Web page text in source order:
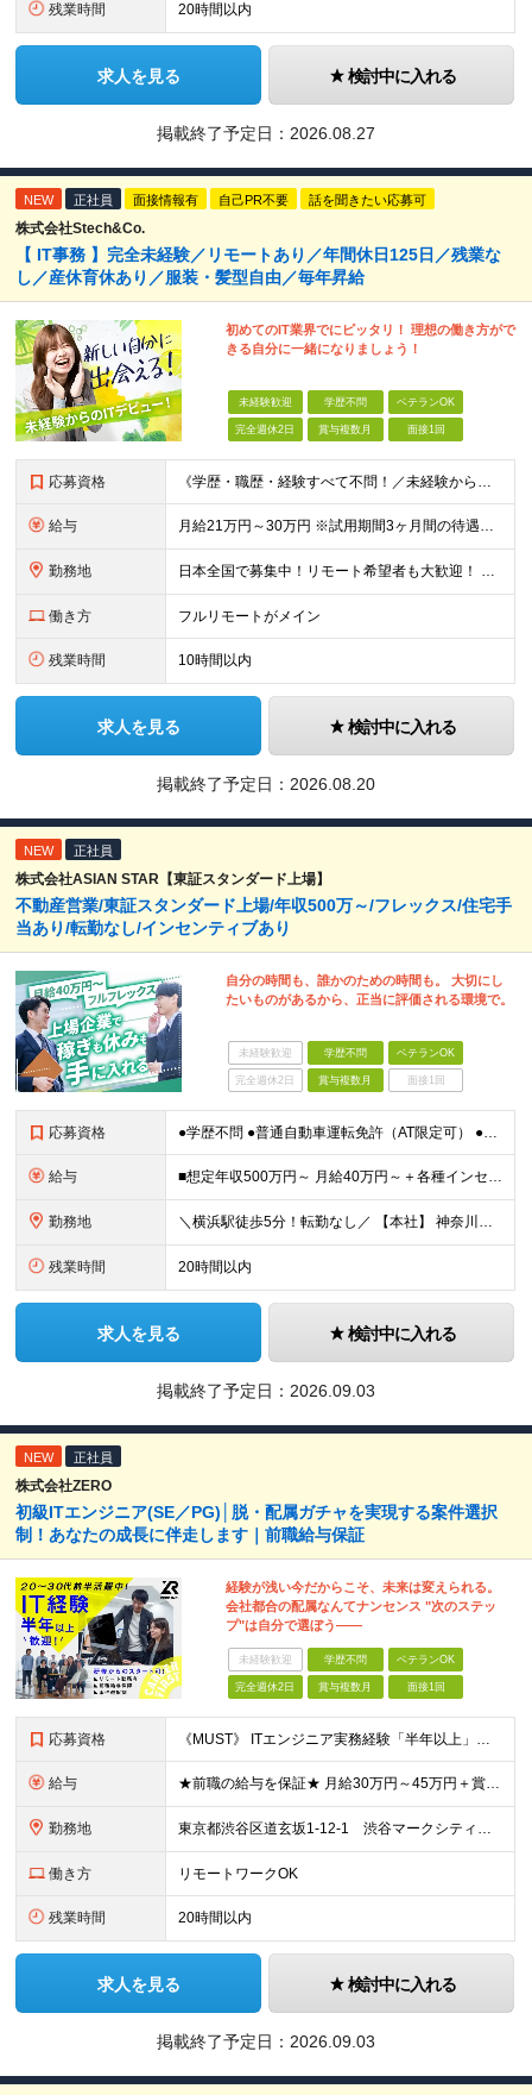
残業時間 20時間以内
求人を見る 検討中に入れる
掲載終了予定日： 2026.08.27
NEW 正社員 面接情報有 自己PR不要 話を聞きたい応募可
株式会社Stech&Co.
【 IT事務 】完全未経験／リモートあり／年間休日125日／残業な
し／産休育休あり／服装・髪型自由／毎年昇給
初めてのIT業界でにピッタリ！ 理想の働き方がで
きる自分に一緒になりましょう！
未経験歓迎 学歴不問 ベテランOK
完全週休2日 賞与複数月 面接1回
応募資格 《学歴・職歴・経験すべて不問！／未経験からのチャレンジ大歓迎◎》 ▼こんな気持ち、ひとつでも当てはまる方はぜひ！ □ なにか、人生を変えるきっかけがほしい □ 立ち仕事に疲れて、そろそろ座り仕事がい
給与 月給21万円～30万円 ※試用期間3ヶ月間の待遇に変動はありません。 ※みなし残業代(月20時間分29,725円～)を含む。（※超過分は追加支給）
勤務地 日本全国で募集中！リモート希望者も大歓迎！ ※クライアントオフィスへの出勤が必要な場合は、 「東京オフィス」または「首都圏・関西圏」になります ※勤務地の選択はご希望を考慮し、転居を伴う転勤はありま
働き方 フルリモートがメイン
残業時間 10時間以内
求人を見る 検討中に入れる
掲載終了予定日： 2026.08.20
NEW 正社員
株式会社ASIAN STAR【東証スタンダード上場】
不動産営業/東証スタンダード上場/年収500万～/フレックス/住宅手
当あり/転勤なし/インセンティブあり
自分の時間も、誰かのための時間も。 大切にし
たいものがあるから、正当に評価される環境で。
未経験歓迎 学歴不問 ベテランOK
完全週休2日 賞与複数月 面接1回
応募資格 ●学歴不問 ●普通自動車運転免許（AT限定可） ●不動産業界での営業経験をお持ちの方 ●ブランクOK ～こんな方を求めています～ ・目標を意識して行動することができる人 ・指示待ちではなく自身で考え
給与 ■想定年収500万円～ 月給40万円～＋各種インセンティブ＋資格手当 ※経験・スキルを考慮の上、当社規定により優遇致します ※試用期間3ヶ月あり。(給与・待遇・雇用形態に差異はありません) ※管理
勤務地 ＼横浜駅徒歩5分！転勤なし／ 【本社】 神奈川県横浜市西区高島2-6-32 横浜東口ウィスポートビル8F ※(変更の範囲)上記を除く当社関連勤務地
残業時間 20時間以内
求人を見る 検討中に入れる
掲載終了予定日： 2026.09.03
NEW 正社員
株式会社ZERO
初級ITエンジニア(SE／PG)│脱・配属ガチャを実現する案件選択
制！あなたの成長に伴走します｜前職給与保証
経験が浅い今だからこそ、未来は変えられる。
会社都合の配属なんてナンセンス "次のステッ
プ"は自分で選ぼう――
未経験歓迎 学歴不問 ベテランOK
完全週休2日 賞与複数月 面接1回
応募資格 《MUST》 ITエンジニア実務経験「半年以上」の方 ※運用保守・テスト・監視や ヘルプデスク・開発補助等の経験でもOK ※言語・環境・工程・業界すべて不問 ※資格や技術領域も不問 ＼ZEROはこ
給与 ★前職の給与を保証★ 月給30万円～45万円＋賞与年2回＋各種手当 ※経験やスキル等を考慮して決定 ※固定残業代含む 1ヶ月あたり6万1320円～14万円 （固定残業時間：1ヶ月あたり40時
勤務地 東京都渋谷区道玄坂1-12-1 渋谷マークシティウエスト14階 東京都新宿区西新宿6-5-1 新宿アイランドタワー6階 東京都新宿区新宿3丁目38－1 東京都豊島区南池袋1丁目28-2 東京都豊島区南
働き方 リモートワークOK
残業時間 20時間以内
求人を見る 検討中に入れる
掲載終了予定日： 2026.09.03